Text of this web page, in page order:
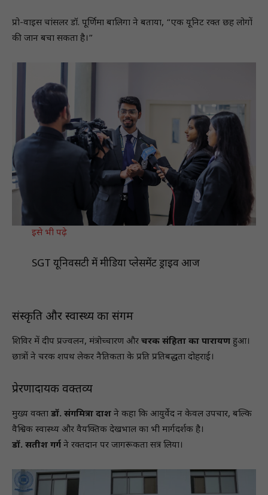
प्रो-वाइस चांसलर डॉ. पूर्णिमा बालिगा ने बताया, “एक यूनिट रक्त छह लोगों
की जान बचा सकता है।”
इसे भी पढ़े
SGT यूनिवर्सिटी में मीडिया प्लेसमेंट ड्राइव आज
संस्कृति और स्वास्थ्य का संगम
शिविर में दीप प्रज्वलन, मंत्रोच्चारण और चरक संहिता का पारायण हुआ।
छात्रों ने चरक शपथ लेकर नैतिकता के प्रति प्रतिबद्धता दोहराई।
प्रेरणादायक वक्तव्य
मुख्य वक्ता डॉ. संगमित्रा दाश ने कहा कि आयुर्वेद न केवल उपचार, बल्कि
वैश्विक स्वास्थ्य और वैयक्तिक देखभाल का भी मार्गदर्शक है।
डॉ. सतीश गर्ग ने रक्तदान पर जागरूकता सत्र लिया।